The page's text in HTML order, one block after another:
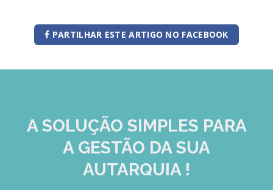
PARTILHAR ESTE ARTIGO NO FACEBOOK
A SOLUÇÃO SIMPLES PARA
A GESTÃO DA SUA
AUTARQUIA !